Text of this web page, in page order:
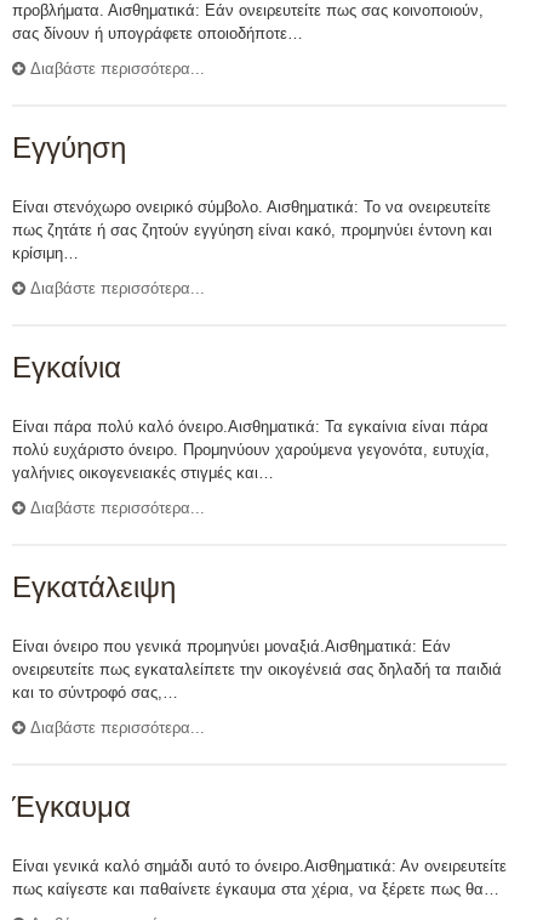
προβλήματα. Αισθηματικά: Εάν ονειρευτείτε πως σας κοινοποιούν,
σας δίνουν ή υπογράφετε οποιοδήποτε…
Διαβάστε περισσότερα...
Εγγύηση
Είναι στενόχωρο ονειρικό σύμβολο. Αισθηματικά: Το να ονειρευτείτε
πως ζητάτε ή σας ζητούν εγγύηση είναι κακό, προμηνύει έντονη και
κρίσιμη…
Διαβάστε περισσότερα...
Εγκαίνια
Είναι πάρα πολύ καλό όνειρο.Αισθηματικά: Τα εγκαίνια είναι πάρα
πολύ ευχάριστο όνειρο. Προμηνύουν χαρούμενα γεγονότα, ευτυχία,
γαλήνιες οικογενειακές στιγμές και…
Διαβάστε περισσότερα...
Εγκατάλειψη
Είναι όνειρο που γενικά προμηνύει μοναξιά.Αισθηματικά: Εάν
ονειρευτείτε πως εγκαταλείπετε την οικογένειά σας δηλαδή τα παιδιά
και το σύντροφό σας,…
Διαβάστε περισσότερα...
Έγκαυμα
Είναι γενικά καλό σημάδι αυτό το όνειρο.Αισθηματικά: Αν ονειρευτείτε
πως καίγεστε και παθαίνετε έγκαυμα στα χέρια, να ξέρετε πως θα…